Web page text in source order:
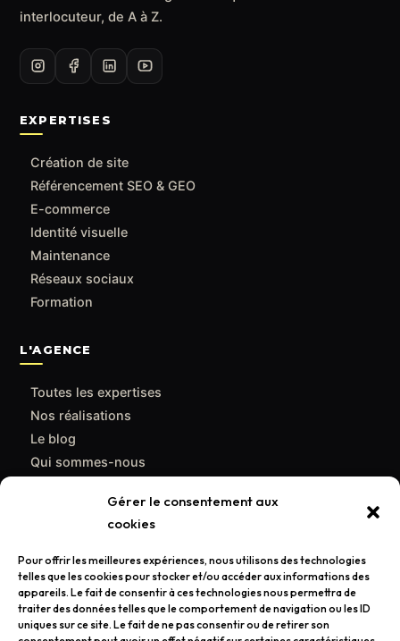
Gérer le consentement aux
cookies
Pour offrir les meilleures expériences, nous utilisons des technologies
telles que les cookies pour stocker et/ou accéder aux informations des
appareils. Le fait de consentir à ces technologies nous permettra de
traiter des données telles que le comportement de navigation ou les ID
uniques sur ce site. Le fait de ne pas consentir ou de retirer son
interlocuteur, de A à Z.
EXPERTISES
Création de site
Référencement SEO & GEO
E-commerce
Identité visuelle
Maintenance
Réseaux sociaux
Formation
L'AGENCE
Toutes les expertises
Nos réalisations
Le blog
Qui sommes-nous
support@poulpemedia.fr
07 62 01 54 84
Bordeaux & Gironde — Caudéran